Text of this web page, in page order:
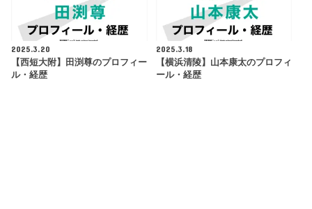
2025.3.20
【西短大附】田渕尊のプロフィー
ル・経歴
2025.3.18
【横浜清陵】山本康太のプロフィ
ール・経歴